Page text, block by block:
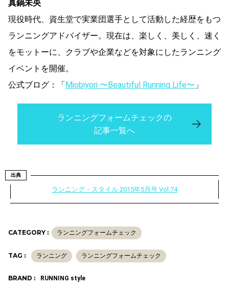
真鍋未央
現役時代、資生堂で実業団選手として活動した経歴をもつ
ランニングアドバイザー。現在は、楽しく、美しく、速く
をモットーに、クラブや企業などを対象にしたランニング
イベントを開催。
公式ブログ：「Miobiyori 〜Beautiful Running Life〜 」
ランニングフォームチェックの
記事一覧へ
出典
ランニング・スタイル 2015年5月号 Vol.74
CATEGORY : ランニングフォームチェック
TAG : ランニング ランニングフォームチェック
BRAND : RUNNING style